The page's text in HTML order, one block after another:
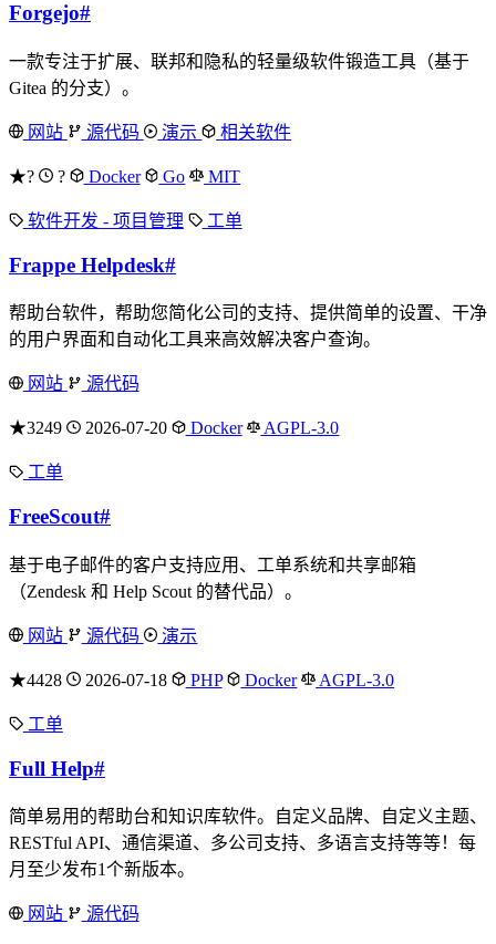
Forgejo#
一款专注于扩展、联邦和隐私的轻量级软件锻造工具（基于
Gitea 的分支）。
网站 源代码 演示 相关软件
★? ? Docker Go MIT
软件开发 - 项目管理 工单
Frappe Helpdesk#
帮助台软件，帮助您简化公司的支持、提供简单的设置、干净
的用户界面和自动化工具来高效解决客户查询。
网站 源代码
★3249 2026-07-20 Docker AGPL-3.0
工单
FreeScout#
基于电子邮件的客户支持应用、工单系统和共享邮箱
（Zendesk 和 Help Scout 的替代品）。
网站 源代码 演示
★4428 2026-07-18 PHP Docker AGPL-3.0
工单
Full Help#
简单易用的帮助台和知识库软件。自定义品牌、自定义主题、
RESTful API、通信渠道、多公司支持、多语言支持等等！每
月至少发布1个新版本。
网站 源代码